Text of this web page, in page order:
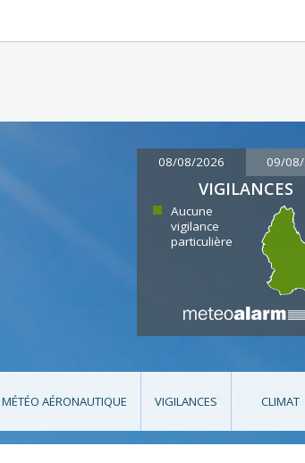
08/08/2026 09/
VIGILANCES
Aucune
vigilance
particulière
MÉTÉO AÉRONAUTIQUE VIGILANCES CLIMAT